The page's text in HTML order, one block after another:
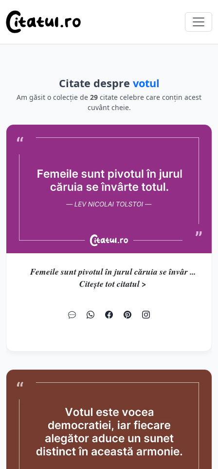
Citate despre votul
Am găsit o colecție de 29 citate celebre care conțin acest
cuvânt cheie.
Femeile sunt pivotul în jurul căruia se învâr ...
Citește tot citatul >